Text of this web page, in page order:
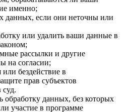
именно;
данных, если они неточны или
или удалить ваши данные в
рассылки и другие
на согласии;
бездействие в
прав субъектов
обработку данных, без которых
участие в программе